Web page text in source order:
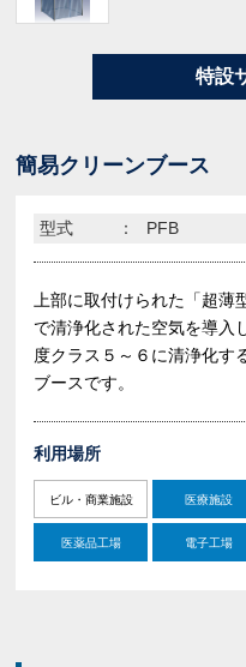
特設
簡易クリーンブース
型式 ： PFB
上部に取付けられた「超薄
で清浄化された空気を導入
度クラス５～６に清浄化す
ブースです。
利用場所
ビル・商業施設 医療施設
医薬品工場 電子工場